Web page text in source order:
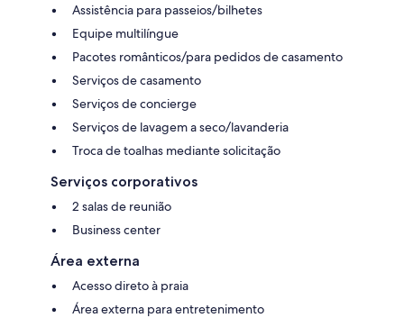
Assistência para passeios/bilhetes
Equipe multilíngue
Pacotes românticos/para pedidos de casamento
Serviços de casamento
Serviços de concierge
Serviços de lavagem a seco/lavanderia
Troca de toalhas mediante solicitação
Serviços corporativos
2 salas de reunião
Business center
Área externa
Acesso direto à praia
Área externa para entretenimento